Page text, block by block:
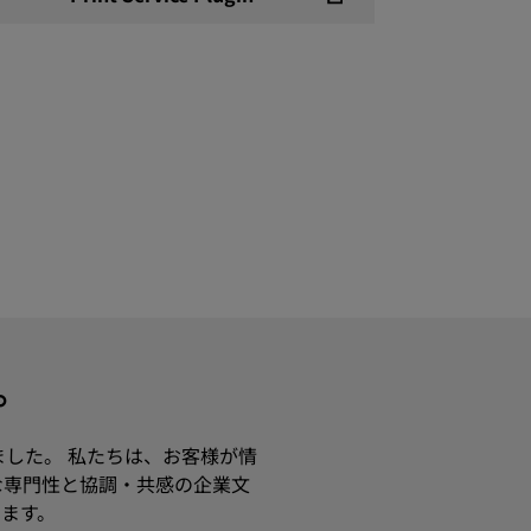
た。 私たちは、お客様が情
門性と協調・共感の企業文
す。